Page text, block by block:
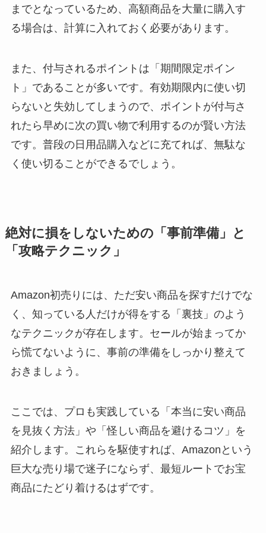
までとなっているため、高額商品を大量に購入す
る場合は、計算に入れておく必要があります。
また、付与されるポイントは「期間限定ポイン
ト」であることが多いです。有効期限内に使い切
らないと失効してしまうので、ポイントが付与さ
れたら早めに次の買い物で利用するのが賢い方法
です。普段の日用品購入などに充てれば、無駄な
く使い切ることができるでしょう。
絶対に損をしないための「事前準備」と
「攻略テクニック」
Amazon初売りには、ただ安い商品を探すだけでな
く、知っている人だけが得をする「裏技」のよう
なテクニックが存在します。セールが始まってか
ら慌てないように、事前の準備をしっかり整えて
おきましょう。
ここでは、プロも実践している「本当に安い商品
を見抜く方法」や「怪しい商品を避けるコツ」を
紹介します。これらを駆使すれば、Amazonという
巨大な売り場で迷子にならず、最短ルートでお宝
商品にたどり着けるはずです。